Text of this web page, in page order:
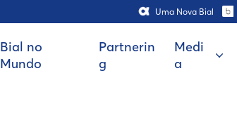
Uma Nova Bial
Bial no
Mundo
Partnerin
g
Medi
a